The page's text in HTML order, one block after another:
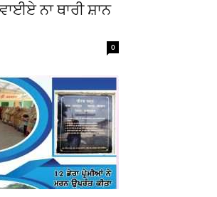
ਨਾ ਥਾਰੀ ਸ਼ਾਨ
0